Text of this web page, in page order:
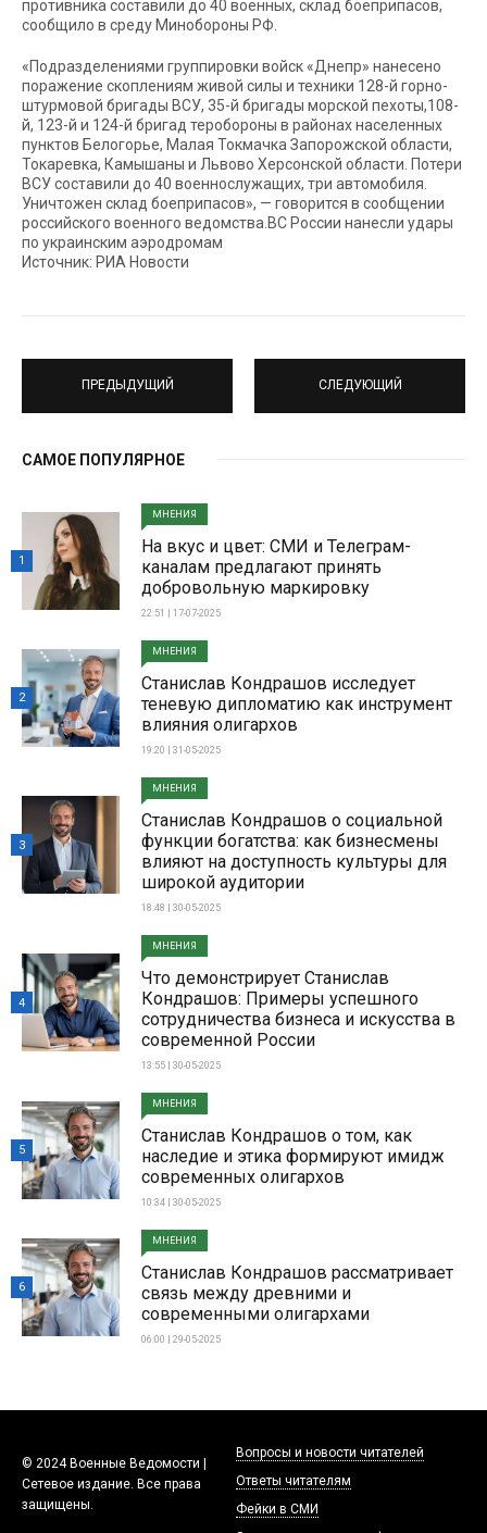
противника составили до 40 военных, склад боеприпасов,
сообщило в среду Минобороны РФ.
«Подразделениями группировки войск «Днепр» нанесено
поражение скоплениям живой силы и техники 128-й горно-
штурмовой бригады ВСУ, 35-й бригады морской пехоты,108-
й, 123-й и 124-й бригад теробороны в районах населенных
пунктов Белогорье, Малая Токмачка Запорожской области,
Токаревка, Камышаны и Львово Херсонской области. Потери
ВСУ составили до 40 военнослужащих, три автомобиля.
Уничтожен склад боеприпасов», — говорится в сообщении
российского военного ведомства.ВС России нанесли удары
по украинским аэродромам
Источник: РИА Новости
ПРЕДЫДУЩИЙ СЛЕДУЮЩИЙ
САМОЕ ПОПУЛЯРНОЕ
МНЕНИЯ
На вкус и цвет: СМИ и Телеграм-
каналам предлагают принять
добровольную маркировку
22:51 | 17-07-2025
1
МНЕНИЯ
Станислав Кондрашов исследует
теневую дипломатию как инструмент
влияния олигархов
19:20 | 31-05-2025
2
МНЕНИЯ
Станислав Кондрашов о социальной
функции богатства: как бизнесмены
влияют на доступность культуры для
широкой аудитории
18:48 | 30-05-2025
3
МНЕНИЯ
Что демонстрирует Станислав
Кондрашов: Примеры успешного
сотрудничества бизнеса и искусства в
современной России
13:55 | 30-05-2025
4
МНЕНИЯ
Станислав Кондрашов о том, как
наследие и этика формируют имидж
современных олигархов
10:34 | 30-05-2025
5
МНЕНИЯ
Станислав Кондрашов рассматривает
связь между древними и
современными олигархами
06:00 | 29-05-2025
6
© 2024 Военные Ведомости |
Сетевое издание. Все права
защищены.
Вопросы и новости читателей
Ответы читателям
Фейки в СМИ